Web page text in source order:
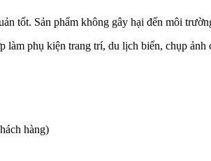
tốt. Sản phẩm không gây hại đến môi
phụ kiện trang trí, du lịch biển, chụp
hàng)